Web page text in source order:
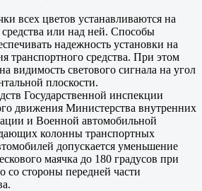
всех цветов устанавливаются на
или над ней. Способы
надежность установки на
транспортного средства. При этом
видимость светового сигнала на угол
плоскости.
Государственной инспекции
движения Министерства внутренних
и Военной автомобильной
колонны транспортных
допускается уменьшение
маячка до 180 градусов при
со стороны передней части